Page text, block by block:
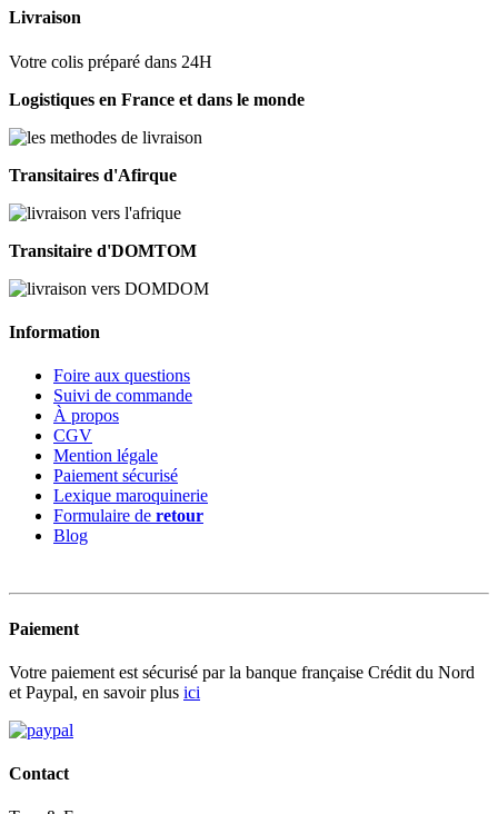
Livraison
Votre colis préparé dans 24H
Logistiques en France et dans le monde
Transitaires d'Afirque
Transitaire d'DOMTOM
Information
Foire aux questions
Suivi de commande
À propos
CGV
Mention légale
Paiement sécurisé
Lexique maroquinerie
Formulaire de retour
Blog
Paiement
Votre paiement est sécurisé par la banque française Crédit du Nord
et Paypal, en savoir plus ici
Contact